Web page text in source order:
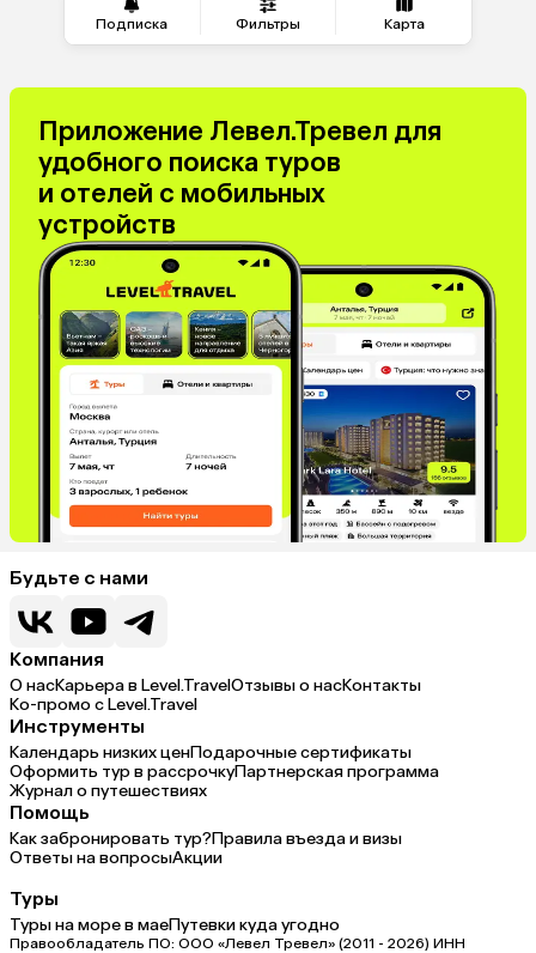
Подписка Фильтры Карта
Приложение Левел.Тревел для
удобного поиска туров
и отелей с мобильных
устройств
Будьте с нами
Компания
О насКарьера в Level.TravelОтзывы о насКонтакты
Ко-промо с Level.Travel
Инструменты
Календарь низких ценПодарочные сертификаты
Оформить тур в рассрочкуПартнерская программа
Журнал о путешествиях
Помощь
Как забронировать тур?Правила въезда и визы
Ответы на вопросыАкции
Туры
Туры на море в маеПутевки куда угодно
Правообладатель ПО: ООО «Левел Тревел» (2011 - 2026) ИНН